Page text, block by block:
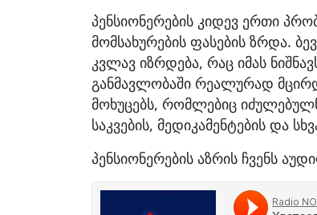
პენსიონერების კიდევ ერთი
მომსახურების ფასების ზრდა.
კვლავ იზრდება, რაც იმას
განმავლობაში რეალურად
მოხუცებს, რომლებიც
საკვების, მედიკამენტების და
პენსიონერების აზრის ჩვენს